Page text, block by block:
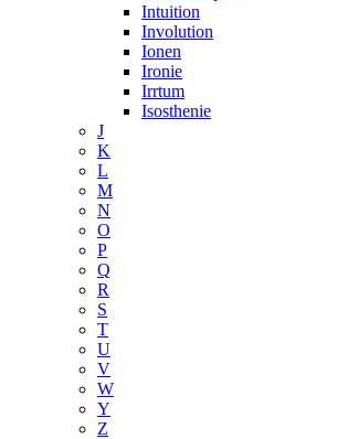
Intuition
Involution
Ionen
Ironie
Irrtum
Isosthenie
J
K
L
M
N
O
P
Q
R
S
T
U
V
W
Y
Z